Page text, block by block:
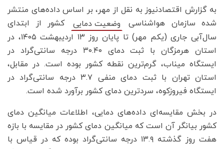
به گزارش اقتصادنیوز به نقل از مهر، بر اساس داده‌های منتشر
شده سازمان هواشناسی
وضعیت دمایی
کشور از ابتدای
سال‌آبی جاری (یکم مهر) تا پایان روز ۱۳ اردیبهشت ۱۴۰۵، در
استان هرمزگان با ثبت دمای ۳۰.۴۰ درجه سانتی‌گراد در
ایستگاه میناب، گرم‌ترین نقطه کشور بوده است. در مقابل،
استان تهران با ثبت دمای منفی ۳.۷ درجه سانتی‌گراد در
ایستگاه فیروزکوه، سردترین دمای کشور برآورد شده است.
در بخش مقایسه‌ای داده‌های دمایی، اطلاعات میانگین دمای
کشور بیانگر آن است که میانگین دمای کشور در مقایسه با بازه
هفت روز گذشته ۱۳.۹ درجه سانتی‌گراد بوده که در قیاس با